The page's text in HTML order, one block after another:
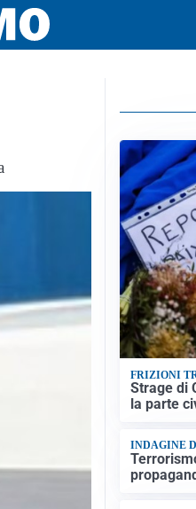
FRIZIONI
Strage di
la parte
INDAGINE